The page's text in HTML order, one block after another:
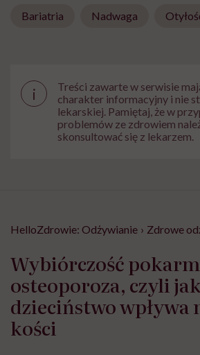
Bariatria Nadwaga
i
Treści zawarte w serwisie
charakter informacyjny i nie
lekarskiej. Pamiętaj, że w
problemów ze zdrowiem
skonsultować się z lekarzem.
HelloZdrowie: Odżywianie › Zdrowe
Wybiórczość
osteoporoza, czyli
dzieciństwo wpływa
kości